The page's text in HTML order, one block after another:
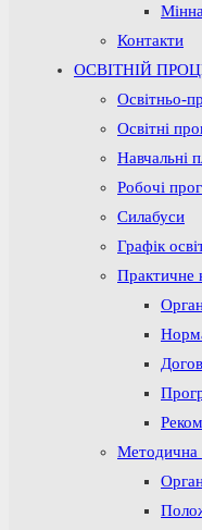
Контакти
ОСВІТНІЙ
Освітньо-
Освітні
Навчальні
Робочі
Силабуси
Графік
Практичне
Методична